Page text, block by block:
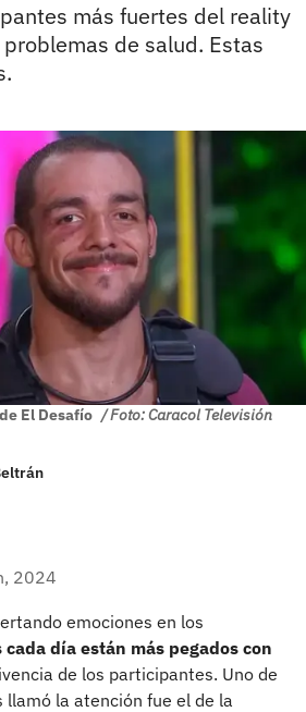
más fuertes del reality
de salud. Estas
El Desafío / Foto: Caracol Televisión
2024
emociones en los
día están más pegados con
de los participantes. Uno de
llamó la atención fue el de la